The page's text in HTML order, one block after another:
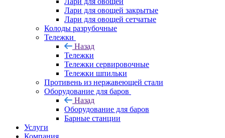
Лари для овощей закрытые
Лари для овощей сетчатые
Колоды разрубочные
Тележки
Назад
Тележки
Тележки сервировочные
Тележки шпильки
Противень из нержавеющей стали
Оборудование для баров
Назад
Оборудование для баров
Барные станции
Услуги
Компания